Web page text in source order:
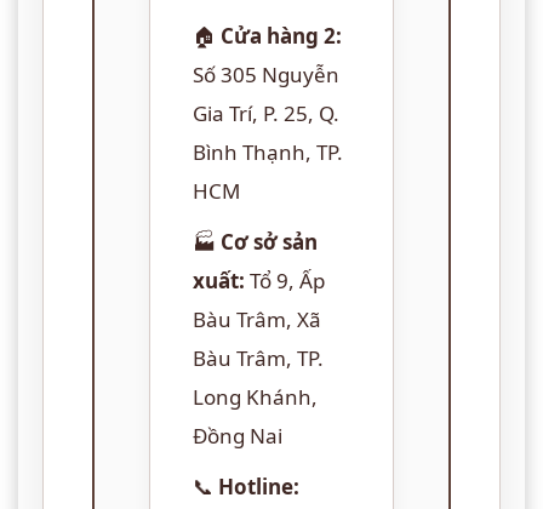
🏠 Cửa hàng 2:
Số 305 Nguyễn
Gia Trí, P. 25, Q.
Bình Thạnh, TP.
HCM
🏭 Cơ sở sản
xuất: Tổ 9, Ấp
Bàu Trâm, Xã
Bàu Trâm, TP.
Long Khánh,
Đồng Nai
📞 Hotline: